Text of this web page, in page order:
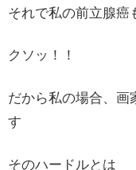
それで私の前立腺癌
クソッ！！
だから私の場合、画
す
そのハードルとは